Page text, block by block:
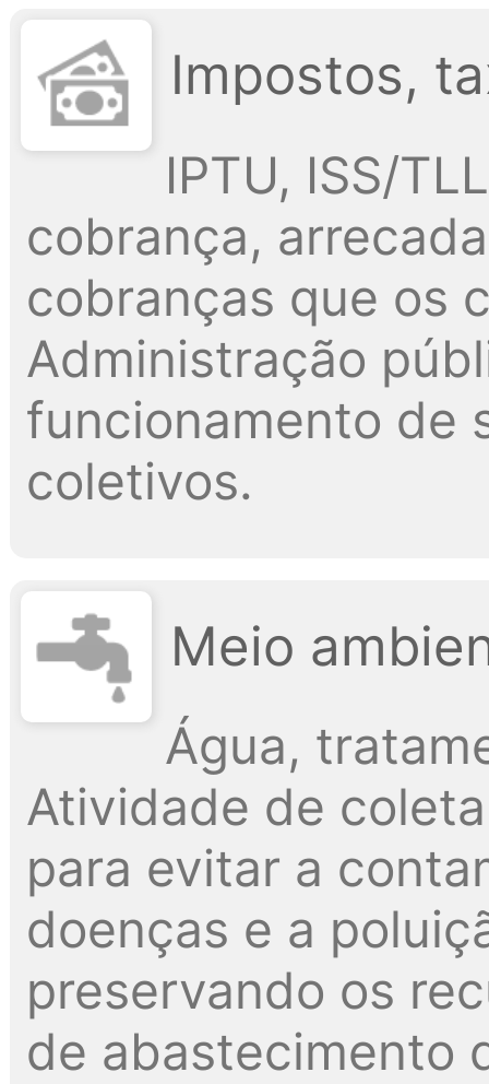
Impostos,
IPTU, ISS/
cobrança,
cobranças que os
Administração
funcionamento de
coletivos.
Meio
Água,
Atividade de
para evitar a
doenças e a
preservando os
de abastecimento